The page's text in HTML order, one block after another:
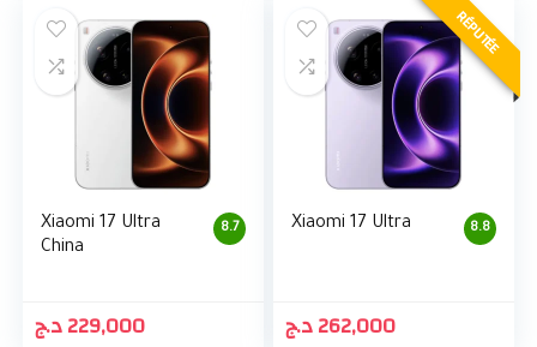
8.7
Xiaomi 17 Ultra
China
229,000د.ج
RÉPUTÉE
8.8
Xiaomi 17 Ultra
262,000د.ج